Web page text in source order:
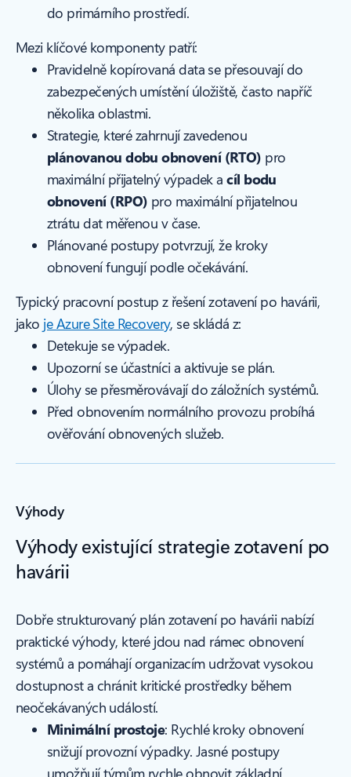
do primárního prostředí.
Mezi klíčové komponenty patří:
Pravidelně kopírovaná data se přesouvají do
zabezpečených umístění úložiště, často napříč
několika oblastmi.
Strategie, které zahrnují zavedenou
plánovanou dobu obnovení (RTO) pro
maximální přijatelný výpadek acíl bodu
obnovení (RPO) pro maximální přijatelnou
ztrátu dat měřenou v čase.
Plánované postupy potvrzují, že kroky
obnovení fungují podle očekávání.
Typický pracovní postup z řešení zotavení po havárii,
jako je Azure Site Recovery, se skládá z:
Detekuje se výpadek.
Upozorní se účastníci a aktivuje se plán.
Úlohy se přesměrovávají do záložních systémů.
Před obnovením normálního provozu probíhá
ověřování obnovených služeb.
Výhody
Výhody existující strategie zotavení po
havárii
Dobře strukturovaný plán zotavení po havárii nabízí
praktické výhody, které jdou nad rámec obnovení
systémů a pomáhají organizacím udržovat vysokou
dostupnost a chránit kritické prostředky během
neočekávaných událostí.
Minimální prostoje: Rychlé kroky obnovení
snižují provozní výpadky. Jasné postupy
umožňují týmům rychle obnovit základní